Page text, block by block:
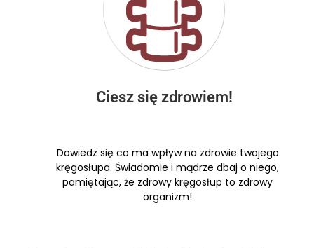
Ciesz się zdrowiem!
Dowiedz się co ma wpływ na zdrowie twojego
kręgosłupa. Świadomie i mądrze dbaj o niego,
pamiętając, że zdrowy kręgosłup to zdrowy
organizm!